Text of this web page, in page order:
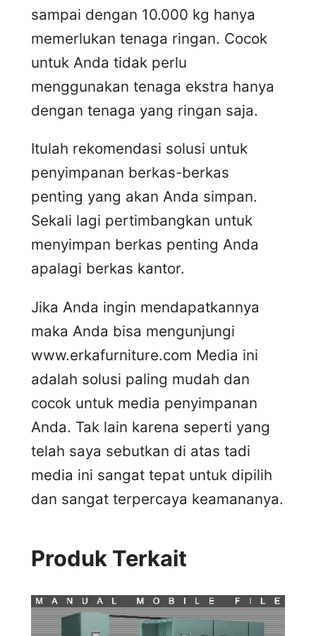
sampai dengan 10.000 kg hanya
memerlukan tenaga ringan. Cocok
untuk Anda tidak perlu
menggunakan tenaga ekstra hanya
dengan tenaga yang ringan saja.
Itulah rekomendasi solusi untuk
penyimpanan berkas-berkas
penting yang akan Anda simpan.
Sekali lagi pertimbangkan untuk
menyimpan berkas penting Anda
apalagi berkas kantor.
Jika Anda ingin mendapatkannya
maka Anda bisa mengunjungi
www.erkafurniture.com Media ini
adalah solusi paling mudah dan
cocok untuk media penyimpanan
Anda. Tak lain karena seperti yang
telah saya sebutkan di atas tadi
media ini sangat tepat untuk dipilih
dan sangat terpercaya keamananya.
Produk Terkait